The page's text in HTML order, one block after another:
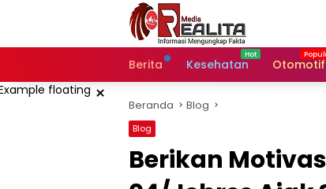
Berita Kesehatan Otomotif
× Beranda Blog
Blog
Berikan